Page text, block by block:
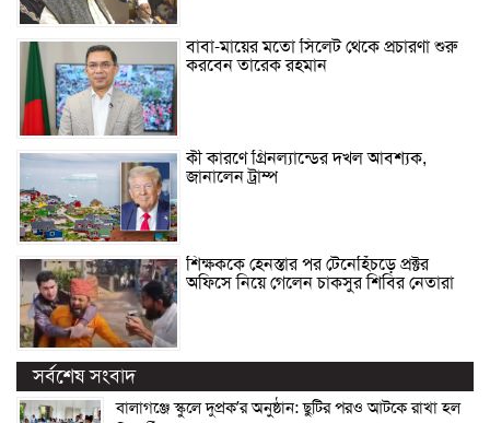
বাবা-মায়ের মতো সিলেট থেকে প্রচারণা শুরু
করবেন তারেক রহমান
কী কারণে গ্রিনল্যান্ডের দখল আবশ্যক,
জানালেন ট্রাম্প
শিক্ষককে হেনস্তার পর টেনেহিঁচড়ে প্রক্টর
অফিসে নিয়ে গেলেন চাকসুর শিবির নেতারা
সর্বশেষ সংবাদ
বালাগঞ্জে স্কুলে দুপ্রক’র অনুষ্ঠান: ছুটির পরও আটকে রাখা হল